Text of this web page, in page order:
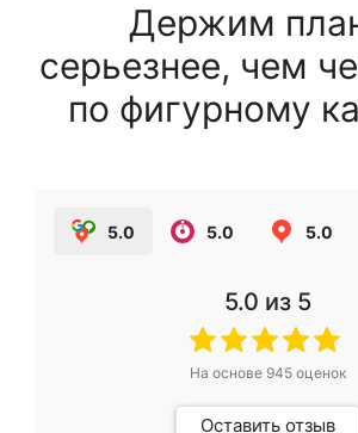
Держим
серьезнее, чем
по фигурному
5.0 5.0 5.0
5.0 из 5
На основе 945оценок
Оставить отзыв